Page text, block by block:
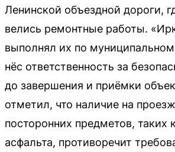
Ленинской объездной дороги,
велись ремонтные работы.
выполнял их по
нёс ответственность за
до завершения и приёмки
отметил, что наличие на
посторонних предметов, таких
асфальта, противоречит